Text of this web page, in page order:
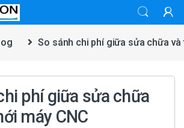
So sánh chi phí giữa sửa chữa và
phí giữa sửa chữa
máy CNC